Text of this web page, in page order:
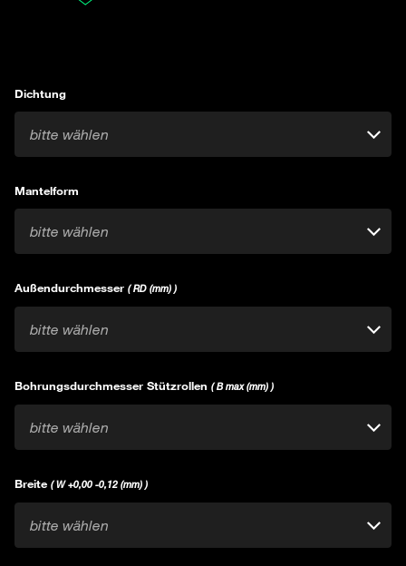
Dichtung
bitte wählen
Mantelform
bitte wählen
Außendurchmesser ( RD (mm) )
bitte wählen
Bohrungsdurchmesser Stützrollen ( B max (mm) )
bitte wählen
Breite ( W +0,00 -0,12 (mm) )
bitte wählen